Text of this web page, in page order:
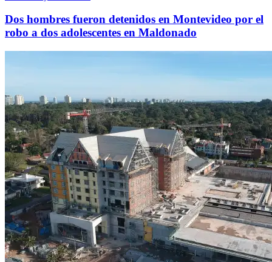
Dos hombres fueron detenidos en Montevideo por el
robo a dos adolescentes en Maldonado